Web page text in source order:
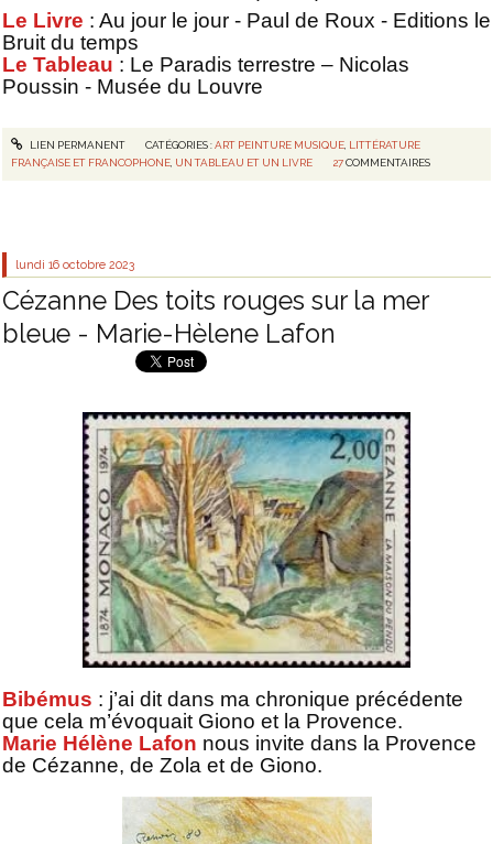
Le Livre : Au jour le jour - Paul de Roux - Editions le
Bruit du temps
Le Tableau : Le Paradis terrestre – Nicolas
Poussin - Musée du Louvre
LIEN PERMANENT CATÉGORIES :ART PEINTURE MUSIQUE, LITTÉRATURE
FRANÇAISE ET FRANCOPHONE UN TABLEAU ET UN LIVRE 27 COMMENTAIRES
lundi 16 octobre 2023
Cézanne Des toits rouges sur la mer
bleue - Marie-Hèlene Lafon
Bibémus : j’ai dit dans ma chronique précédente
que cela m’évoquait Giono et la Provence.
Marie Hélène Lafon nous invite dans la Provence
de Cézanne, de Zola et de Giono.